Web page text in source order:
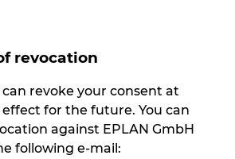
revocation
revoke your consent at
for the future. You can
against EPLAN GmbH
following e-mail:
емирства